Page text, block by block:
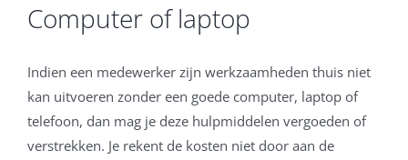
Computer of laptop
Indien een medewerker zijn werkzaamheden thuis niet
kan uitvoeren zonder een goede computer, laptop of
telefoon, dan mag je deze hulpmiddelen vergoeden of
verstrekken. Je rekent de kosten niet door aan de